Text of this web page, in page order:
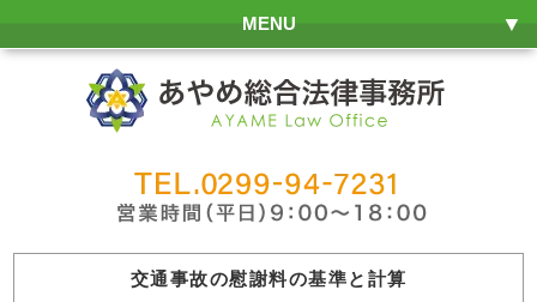
MENU
交通事故の慰謝料の基準と計算